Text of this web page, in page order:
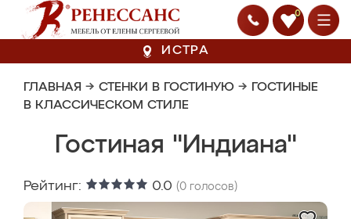
0
ИСТРА
ГЛАВНАЯ → СТЕНКИ В ГОСТИНУЮ → ГОСТИНЫЕ
В КЛАССИЧЕСКОМ СТИЛЕ
Гостиная "Индиана"
Рейтинг: 0.0 (0 голосов)